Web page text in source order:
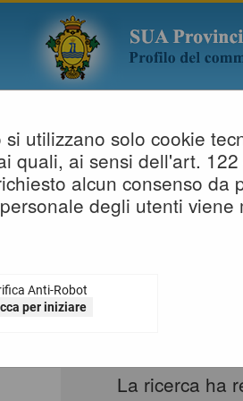
»News
si utilizzano solo cookie
quali, ai sensi dell'art.
alcun consenso da
degli utenti
Anti-Robot
per iniziare
NEWS
La ricerca ha